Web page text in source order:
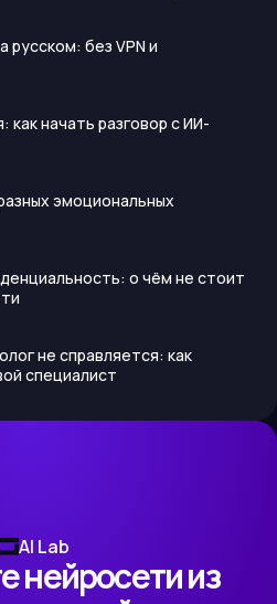
русском: без VPN и
как начать разговор с ИИ-
эмоциональных
о чём не стоит
не справляется: как
специалист
AI Lab
нейросети из